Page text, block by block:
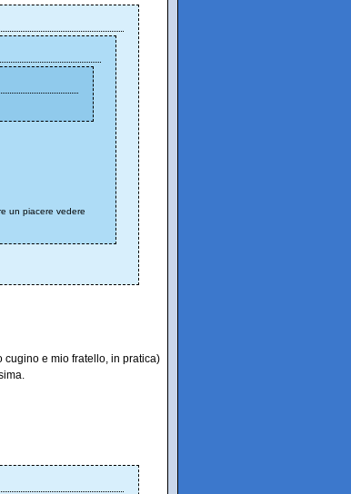
un piacere vedere
e mio fratello, in pratica)